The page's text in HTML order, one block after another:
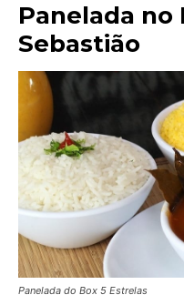
Panelada no
Sebastião
Panelada do Box 5 Estrelas